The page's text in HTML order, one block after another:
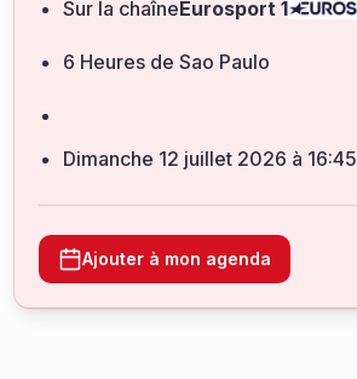
Sur la chaîneEurosport 1
6 Heures de Sao Paulo
dimanche 12 juillet 2026 à 16:45
Ajouter à mon agenda